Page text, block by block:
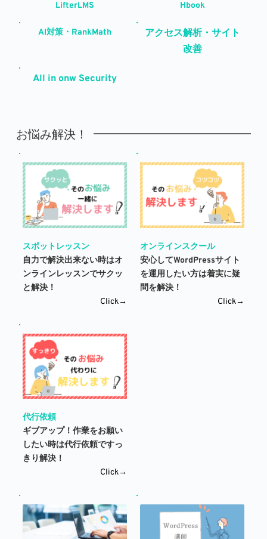
LifterLMS Hbook
AI対策・RankMath
アクセス解析・サイト
改善
All in onw Security
お悩み解決！
スポットレッスン
自力で解決出来ない時はオ
ンラインレッスンでサクッ
と解決！
Click→
オンラインスクール
安心してWordPressサイト
を運用したい方は着実に疑
問を解決！
Click→
代行依頼
ギブアップ！作業をお願い
したい時は代行依頼ですっ
きり解決！
Click→